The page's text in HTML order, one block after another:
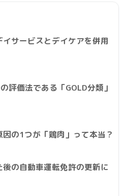
サービスとデイケアを併用
評価法である「GOLD分類」
の1つが「鶏肉」って本当？
の自動車運転免許の更新に